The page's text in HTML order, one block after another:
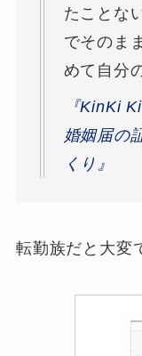
たことな
でそのま
めて自分
『KinKi
婚姻届の
くり』
転勤族だと大変